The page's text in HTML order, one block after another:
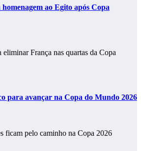
ao Egito após Copa
para avançar na Copa do Mundo 2026